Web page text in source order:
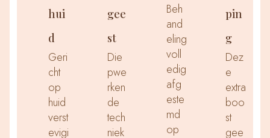
hui
d
Geri
cht
op
huid
verst
evigi
gee
st
Die
pwe
rken
de
tech
niek
Beh
and
eling
voll
edig
afg
este
md
op
pin
g
Dez
e
extra
boo
st
gee